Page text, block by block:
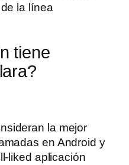
la línea
tiene
la mejor
en Android y
liked aplicación